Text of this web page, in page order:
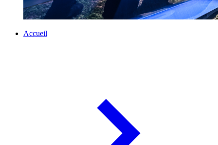
Accueil